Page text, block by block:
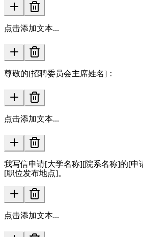
点击添加文本...
尊敬的[招聘委员会主席姓名]：
点击添加文本...
我写信申请[大学名称][院系名称]的[申
[职位发布地点]。
点击添加文本...